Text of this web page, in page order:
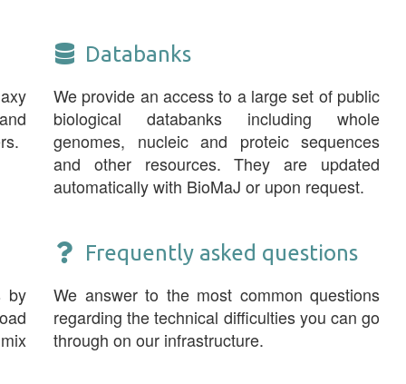
Databanks
We provide an access to a large set of public
biological databanks including whole
genomes, nucleic and proteic sequences
and other resources. They are updated
automatically with BioMaJ or upon request.
by
Frequently asked questions
We answer to the most common questions
regarding the technical difficulties you can go
through on our infrastructure.